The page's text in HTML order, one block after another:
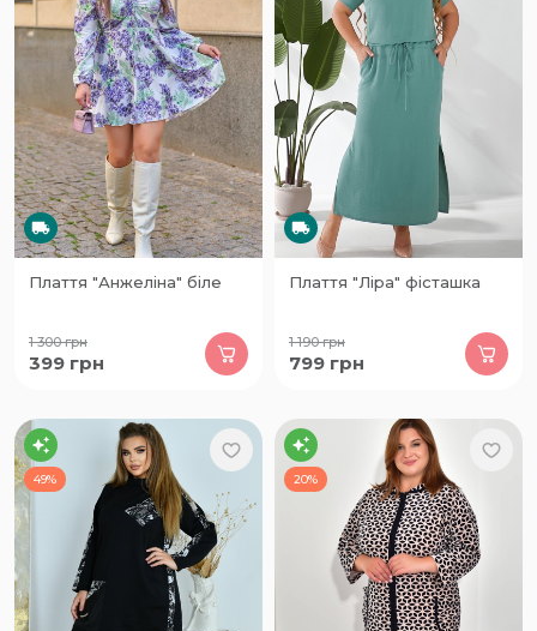
Плаття "Анжеліна" біле
1 300грн
399 грн
Плаття "Ліра" фісташка
1 190грн
799 грн
49% 20%